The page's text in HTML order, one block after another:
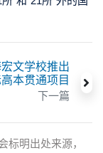
宏文学校推出
高本贯通项目
下一篇
标明出处来源，